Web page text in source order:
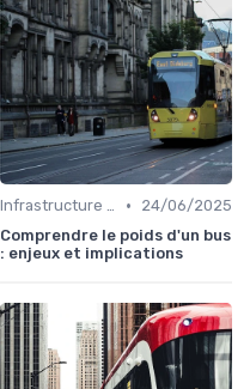
Infrastructure durable •
24/06/2025
Comprendre le poids d'un bus
: enjeux et implications